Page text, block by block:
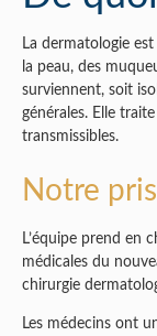
La dermatologie
la peau, des
surviennent, soit
générales. Elle
transmissibles.
Notre
L’équipe prend en
médicales du
chirurgie
Les médecins ont